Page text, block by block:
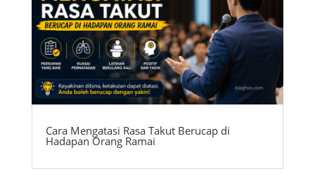
Cara Mengatasi Rasa Takut Berucap di
Hadapan Orang Ramai